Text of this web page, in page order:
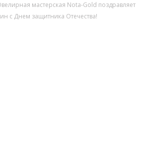
мастерская Nota-Gold поздравляет
с Днем защитника Отечества!